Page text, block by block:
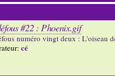
#22 : Phoenix.gif
numéro vingt deux : L'oiseau
cé